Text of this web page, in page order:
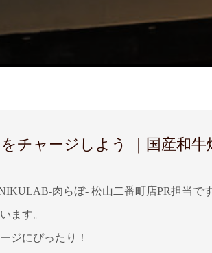
チャージしよう ｜国産和
肉らぼ- 松山二番町店PR担当です
ます。
ジにぴったり！